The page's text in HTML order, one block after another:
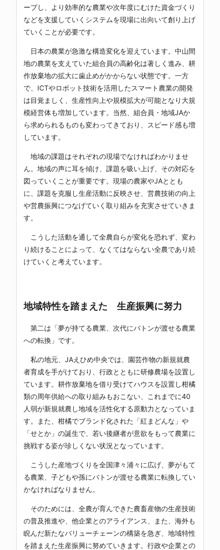
ープし、より効率的な農業や次年度にむけた資金づくり
などを支援していくシステムを現場に出向いて創り上げ
ていくことが必要です。
日本の農業が急激な構造変化を迎えています。中山間
地の農業を支えていた組合員の高齢化は著しく進み、耕
作放棄地の拡大に歯止めがかからない状態です。一方
で、ICTやロボット技術を活用したスマート農業の開発
は目覚ましく、生産性向上や規模拡大が可能となり大規
模経営体も増加しています。当然、組合員・地域JAか
ら求められるものも変わってきており、スピード感も増
しています。
地域の課題はそれぞれの現場でなければわかりませ
ん。地域の声に耳を傾け、課題を吸い上げ、その対応を
図っていくことが重要です。現場の農家やJAととも
に、課題を克服し生産活動に反映させ、営農技術の向上
や営農振興につなげていく取り組みを充実させていきま
す。
こうした活動を通して全農自らが変化を恐れず、変わ
り続けることによって、なくてはならない全農であり続
けていくと考えています。
地域特性を踏まえた 生産振興に努力
第二は「夢が持てる農業、次代にバトンが渡せる農業
への転換」です。
私の地元、JAえひめ中央では、園芸作物の新規就農
者育成を手がけており、行政とともに研修農場を設置し
ています。耕作放棄地を借り受けてハウスを設置し柑橘
類の周年供給への取り組みもおこない、これまでに40
人弱が新規就農し地域を活性化する原動力となっていま
す。また、柑橘でブランド化された「紅まどんな」や
「せとか」の誕生で、若い後継者が意欲をもって農業に
挑戦する姿が珍しくない状況となっています。
こうした産地づくりを全国津々浦々に広げ、夢がもて
る農業、子どもや孫にバトンが渡せる農業に転換してい
かなければなりません。
そのためには、全農が育んできた農畜産物の生産技術
の普及推進や、他企業とのアライアンス、また、海外も
睨んだ新たなバリューチェーンの構築を急ぎ、地域特性
を踏まえた生産振興に努めていきます。行政や企業との